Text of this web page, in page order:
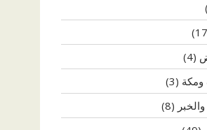
(4)
ومكة (3)
(8)